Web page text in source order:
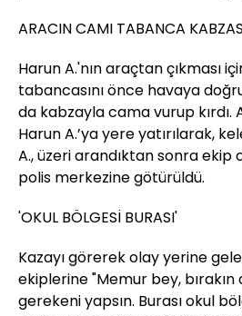
ARACIN CAMI TABANCA
Harun A.'nın araçtan çıkması
tabancasını önce havaya
da kabzayla cama vurup kırdı.
Harun A.’ya yere yatırılarak,
A., üzeri arandıktan sonra ekip
polis merkezine götürüldü.
'OKUL BÖLGESİ BURASI'
Kazayı görerek olay yerine
ekiplerine "Memur bey,
gerekeni yapsın. Burası okul